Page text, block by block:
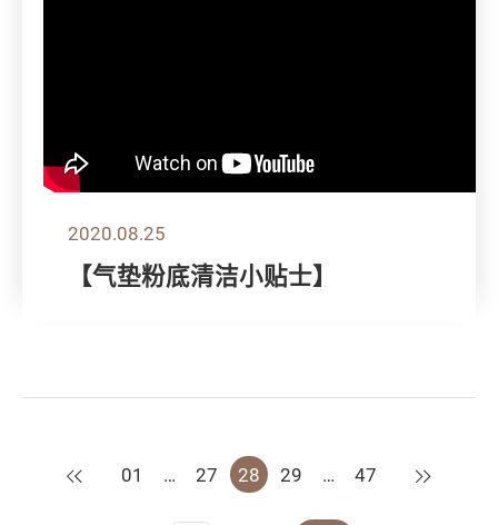
2020.08.25
【气垫粉底清洁小贴士】
上一页
01 … 27 28 29 … 47 下一页